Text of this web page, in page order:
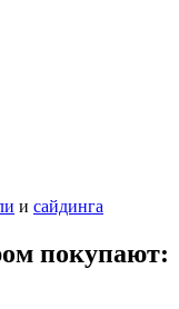
и сайдинга
покупают: